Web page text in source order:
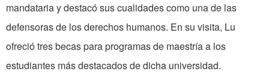
mandataria y destacó sus cualidades como una de las
defensoras de los derechos humanos. En su visita, Lu
ofreció tres becas para programas de maestría a los
estudiantes más destacados de dicha universidad.